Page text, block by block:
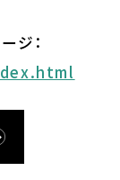
ジ：